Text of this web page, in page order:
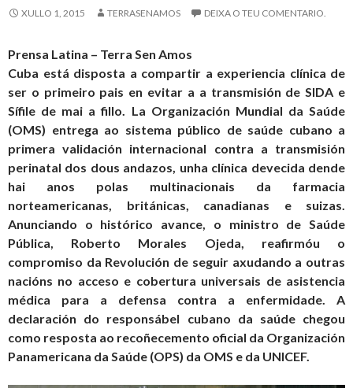
XULLO 1, 2015 TERRASENAMOS DEIXA O TEU COMENTARIO.
Prensa Latina – Terra Sen Amos
Cuba está disposta a compartir a experiencia clínica de
ser o primeiro pais en evitar a a transmisión de SIDA e
Sífile de mai a fillo. La Organización Mundial da Saúde
(OMS) entrega ao sistema público de saúde cubano a
primera validación internacional contra a transmisión
perinatal dos dous andazos, unha clínica devecida dende
hai anos polas multinacionais da farmacia
norteamericanas, británicas, canadianas e suizas.
Anunciando o histórico avance, o ministro de Saúde
Pública, Roberto Morales Ojeda, reafirmóu o
compromiso da Revolución de seguir axudando a outras
nacións no acceso e cobertura universais de asistencia
médica para a defensa contra a enfermidade. A
declaración do responsábel cubano da saúde chegou
como resposta ao recoñecemento oficial da Organización
Panamericana da Saúde (OPS) da OMS e da UNICEF.